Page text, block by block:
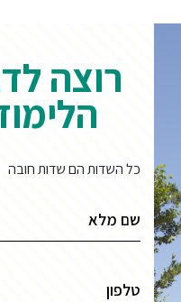
רוצה
כל השדות הם שדות חובה